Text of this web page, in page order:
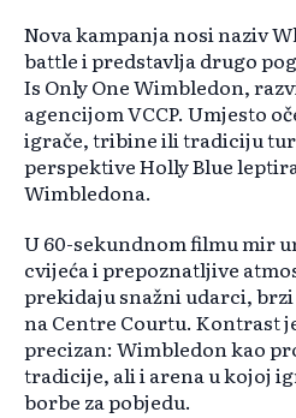
Nova kampanja nosi naziv
battle i predstavlja drugo
Is Only One Wimbledon,
agencijom VCCP. Umjesto
igrače, tribine ili tradiciju
perspektive Holly Blue
Wimbledona.
U 60-sekundnom filmu mir
cvijeća i prepoznatljive
prekidaju snažni udarci,
na Centre Courtu. Kontrast
precizan: Wimbledon kao
tradicije, ali i arena u kojoj
borbe za pobjedu.